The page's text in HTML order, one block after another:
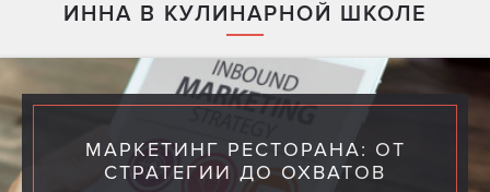
ИННА В КУЛИНАРНОЙ ШКОЛЕ
МАРКЕТИНГ РЕСТОРАНА: ОТ
СТРАТЕГИИ ДО ОХВАТОВ